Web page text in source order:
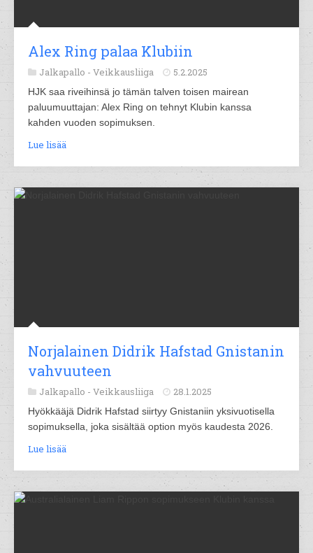
Alex Ring palaa Klubiin
Jalkapallo - Veikkausliiga 5.2.2025
HJK saa riveihinsä jo tämän talven toisen mairean
paluumuuttajan: Alex Ring on tehnyt Klubin kanssa
kahden vuoden sopimuksen.
Lue lisää
Norjalainen Didrik Hafstad Gnistanin
vahvuuteen
Jalkapallo - Veikkausliiga 28.1.2025
Hyökkääjä Didrik Hafstad siirtyy Gnistaniin yksivuotisella
sopimuksella, joka sisältää option myös kaudesta 2026.
Lue lisää